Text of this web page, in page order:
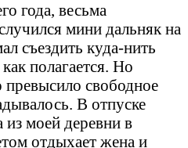
года, весьма
мини дальняк на
съездить куда-нить
полагается. Но
превысило свободное
В отпуске
из моей деревни в
отдыхает жена и